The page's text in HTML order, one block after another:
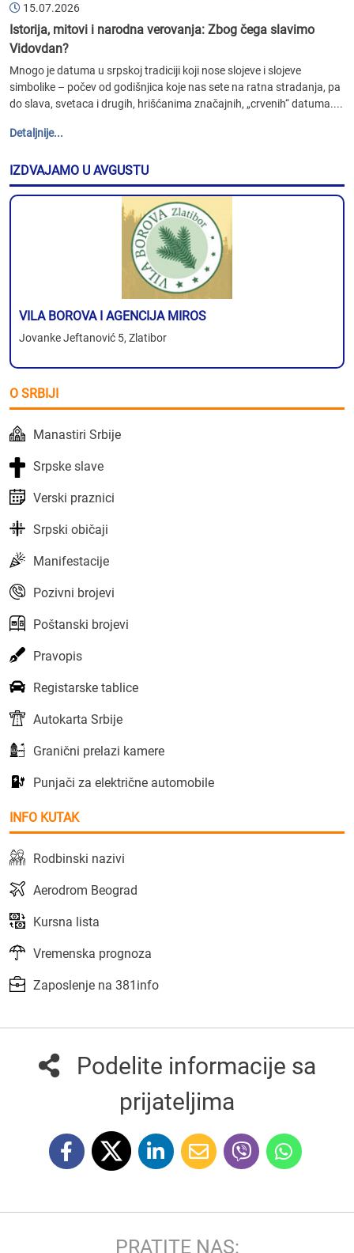
15.07.2026
Istorija, mitovi i narodna verovanja: Zbog čega slavimo
Vidovdan?
Mnogo je datuma u srpskoj tradiciji koji nose slojeve i slojeve
simbolike – počev od godišnjica koje nas sete na ratna stradanja, pa
do slava, svetaca i drugih, hrišćanima značajnih, „crvenih“ datuma....
Detaljnije...
IZDVAJAMO U AVGUSTU
VILA BOROVA I AGENCIJA MIROS
Jovanke Jeftanović 5, Zlatibor
O SRBIJI
Manastiri Srbije
Srpske slave
Verski praznici
Srpski običaji
Manifestacije
Pozivni brojevi
Poštanski brojevi
Pravopis
Registarske tablice
Autokarta Srbije
Granični prelazi kamere
Punjači za električne automobile
INFO KUTAK
Rodbinski nazivi
Aerodrom Beograd
Kursna lista
Vremenska prognoza
Zaposlenje na 381info
Podelite informacije sa
prijateljima
PRATITE NAS: